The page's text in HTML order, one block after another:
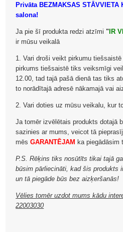
Privāta BEZMAKSAS
salona!
Ja pie šī produkta redzi atzīmi " IR
ir mūsu veikalā
1. Vari droši veikt pirkumu
pirkums tiešsaistē tiks veiksmīgi
12.00, tad tajā pašā dienā tas tiks
to norādītajā adresē nākamajā vai
2. Vari doties uz mūsu veikalu, kur
Ja tomēr izvēlētais produkts dotajā
sazinies ar mums, veicot tā
mēsGARANTĒJAM ka piegādāsim
P.S. Rēķins tiks nosūtīts tikai tajā
būsim pārliecināti, kad šis produkts
un tā piegāde būs bez aizķeršanās!
Vēlies tomēr uzdot mums kādu
22003030